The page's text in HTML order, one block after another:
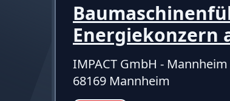
Energiekonzern
IMPACT GmbH -
68169 Mannheim